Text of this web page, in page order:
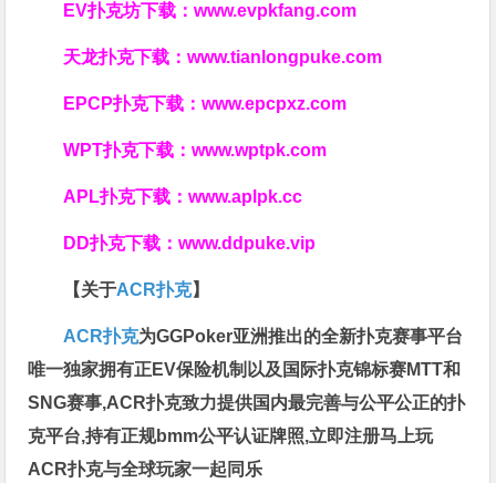
EV扑克坊下载：www.evpkfang.com
天龙扑克下载：www.tianlongpuke.com
EPCP扑克下载：www.epcpxz.com
WPT扑克下载：www.wptpk.com
APL扑克下载：www.aplpk.cc
DD扑克下载：www.ddpuke.vip
【关于ACR扑克】
ACR扑克为GGPoker亚洲推出的全新扑克赛事平台
唯一独家拥有正EV保险机制以及国际扑克锦标赛MTT和
SNG赛事,ACR扑克致力提供国内最完善与公平公正的扑
克平台,持有正规bmm公平认证牌照,立即注册马上玩
ACR扑克与全球玩家一起同乐